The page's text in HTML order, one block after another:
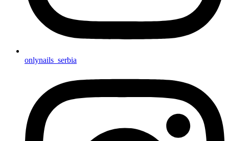
onlynails_serbia